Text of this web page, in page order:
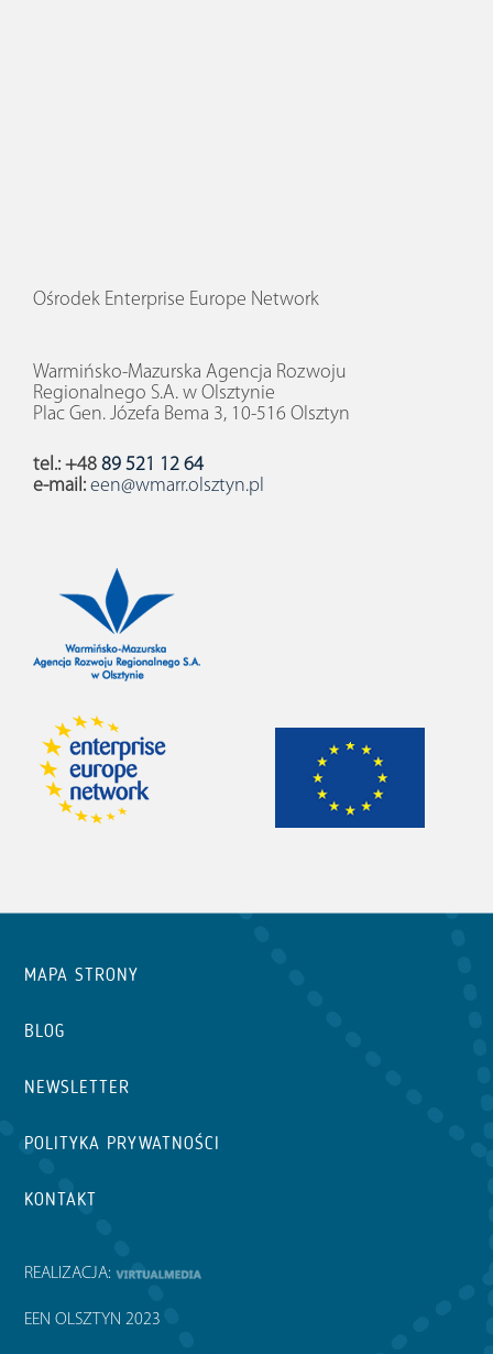
Ośrodek Enterprise Europe Network
Warmińsko-Mazurska Agencja Rozwoju
Regionalnego S.A. w Olsztynie
Plac Gen. Józefa Bema 3, 10-516 Olsztyn
tel.: +48 89 521 12 64
e-mail: een@wmarr.olsztyn.pl
MAPA STRONY
BLOG
NEWSLETTER
POLITYKA PRYWATNOŚCI
KONTAKT
REALIZACJA:
EEN OLSZTYN 2023